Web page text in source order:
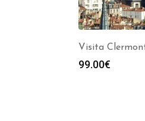
Visita
99.00€